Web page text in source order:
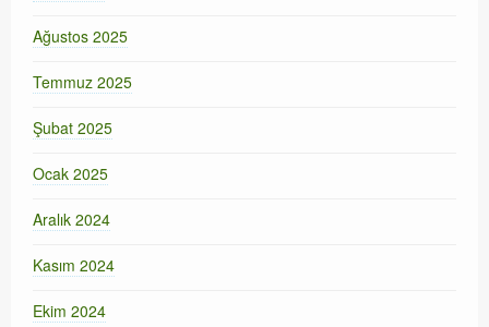
Ağustos 2025
Temmuz 2025
Şubat 2025
Ocak 2025
Aralık 2024
Kasım 2024
Ekim 2024